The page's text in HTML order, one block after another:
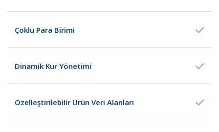
Çoklu Para Birimi
Dinamik Kur Yönetimi
Özelleştirilebilir Ürün Veri Alanları